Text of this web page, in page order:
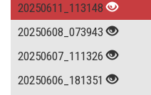
20250611_113148
20250608_073943
20250607_111326
20250606_181351